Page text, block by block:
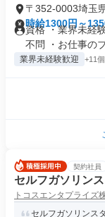
〒352-0003埼玉
時給1300円～
資格 ・業界未経
不問 ・お仕事の
業界未経験歓迎 +11個
契約社員
セルフガソリン
トコスエンタプライズ
セルフガソリンス